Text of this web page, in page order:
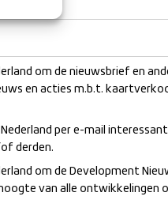
om de nieuwsbrief en
en acties m.b.t.
per e-mail
derden.
om de Development
van alle ontwikkelingen